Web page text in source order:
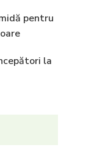
pentru
la